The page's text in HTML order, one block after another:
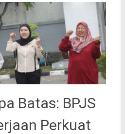
Batas: BPJS
Perkuat